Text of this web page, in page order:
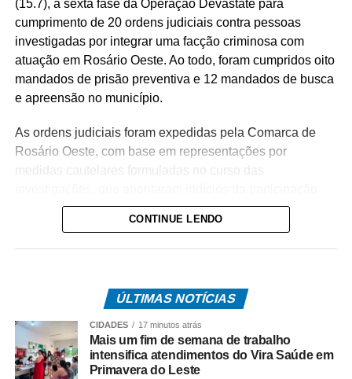
(15.7), a sexta fase da Operação Devastate para
cumprimento de 20 ordens judiciais contra pessoas
investigadas por integrar uma facção criminosa com
atuação em Rosário Oeste. Ao todo, foram cumpridos oito
mandados de prisão preventiva e 12 mandados de busca
e apreensão no município.
As ordens judiciais foram expedidas pela Comarca de
Rosário Oeste, com base em representações por
medidas cautelares formuladas no curso das
dos alvos no tráfico de drogas na região.
enfraquecendo a estrutura da organização criminosa.
O trabalho é resultado de investigações conduzidas pela
equipe da Delegacia de Rosário Oeste, que reuniram
elementos indicando o envolvimento dos suspeitos com o
CONTINUE LENDO
ÚLTIMAS NOTÍCIAS
CIDADES 17 minutos atrás
Mais um fim de semana de trabalho
intensifica atendimentos do Vira Saúde em
Primavera do Leste